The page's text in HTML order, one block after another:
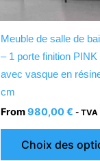
Meuble de salle de
– 1 porte finition
avec vasque en
cm
From980,00€ - TVA
Choix des